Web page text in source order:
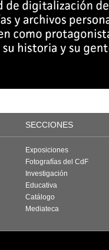
SECCIONES
Exposiciones
Fotografías del CdF
Investigación
Educativa
Catálogo
Mediateca